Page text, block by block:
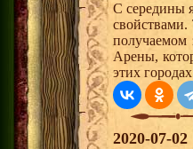
С середины
получаемом
Арены,
этих
2020-07-